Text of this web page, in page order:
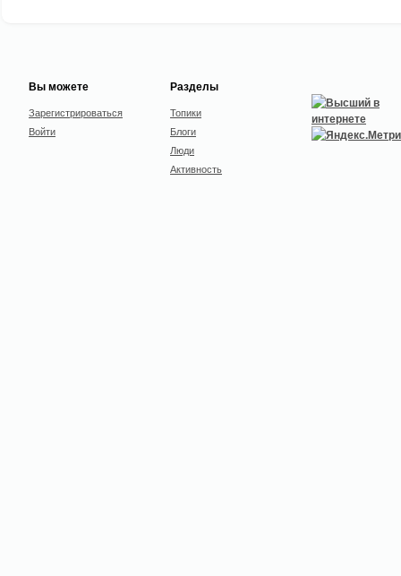
Вы можете
Зарегистрироваться
Войти
Разделы
Топики
Блоги
Люди
Активность